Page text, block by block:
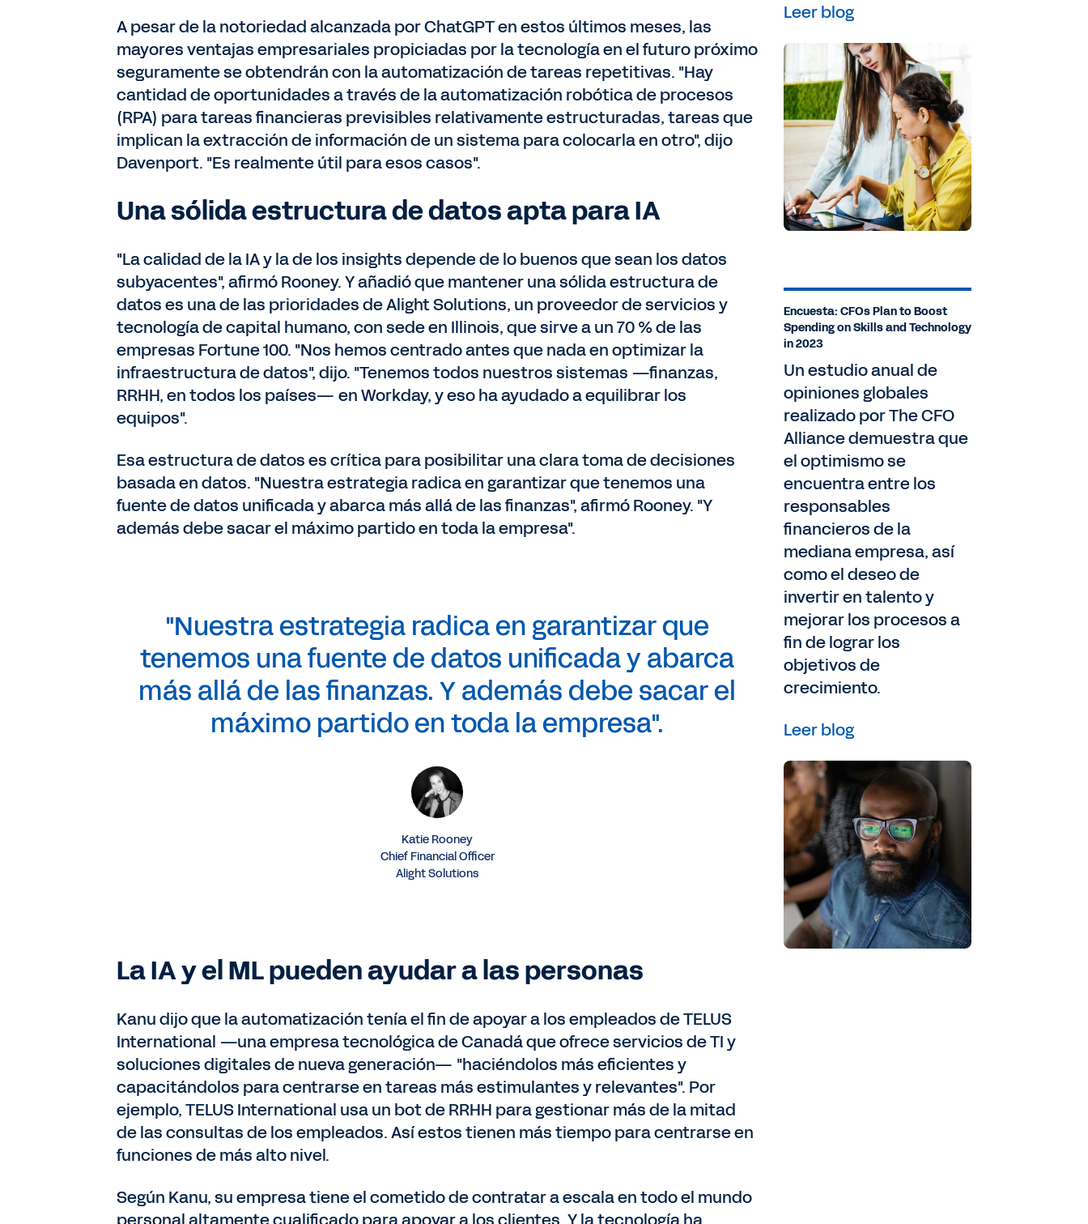
A pesar de la notoriedad alcanzada por ChatGPT en estos últimos meses, las
mayores ventajas empresariales propiciadas por la tecnología en el futuro próximo
seguramente se obtendrán con la automatización de tareas repetitivas. "Hay
cantidad de oportunidades a través de la automatización robótica de procesos
(RPA) para tareas financieras previsibles relativamente estructuradas, tareas que
implican la extracción de información de un sistema para colocarla en otro", dijo
Davenport. "Es realmente útil para esos casos".
Una sólida estructura de datos apta para IA
"La calidad de la IA y la de los insights depende de lo buenos que sean los datos
subyacentes", afirmó Rooney. Y añadió que mantener una sólida estructura de
datos es una de las prioridades de Alight Solutions, un proveedor de servicios y
tecnología de capital humano, con sede en Illinois, que sirve a un 70 % de las
empresas Fortune 100. "Nos hemos centrado antes que nada en optimizar la
infraestructura de datos", dijo. "Tenemos todos nuestros sistemas —finanzas,
RRHH, en todos los países— en Workday, y eso ha ayudado a equilibrar los
equipos".
Esa estructura de datos es crítica para posibilitar una clara toma de decisiones
basada en datos. "Nuestra estrategia radica en garantizar que tenemos una
fuente de datos unificada y abarca más allá de las finanzas", afirmó Rooney. "Y
además debe sacar el máximo partido en toda la empresa".
"Nuestra estrategia radica en garantizar que
tenemos una fuente de datos unificada y abarca
más allá de las finanzas. Y además debe sacar el
máximo partido en toda la empresa".
Katie Rooney
Chief Financial Officer
Alight Solutions
La IA y el ML pueden ayudar a las personas
Kanu dijo que la automatización tenía el fin de apoyar a los empleados de TELUS
International —una empresa tecnológica de Canadá que ofrece servicios de TI y
soluciones digitales de nueva generación— "haciéndolos más eficientes y
capacitándolos para centrarse en tareas más estimulantes y relevantes". Por
ejemplo, TELUS International usa un bot de RRHH para gestionar más de la mitad
de las consultas de los empleados. Así estos tienen más tiempo para centrarse en
funciones de más alto nivel.
Según Kanu, su empresa tiene el cometido de contratar a escala en todo el mundo
Leer blog
Encuesta: CFOs Plan to Boost
Spending on Skills and Technology
in 2023
Un estudio anual de
opiniones globales
realizado por The CFO
Alliance demuestra que
el optimismo se
encuentra entre los
responsables
financieros de la
mediana empresa, así
como el deseo de
invertir en talento y
mejorar los procesos a
fin de lograr los
objetivos de
crecimiento.
Leer blog